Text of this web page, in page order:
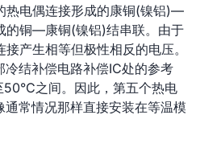
热电偶连接形成的康铜(镍铝)—
的铜—康铜(镍铝)结串联。由于
产生相等但极性相反的电压。
结补偿电路补偿IC处的参考
之间。因此，第五个热电
常情况那样直接安装在等温模